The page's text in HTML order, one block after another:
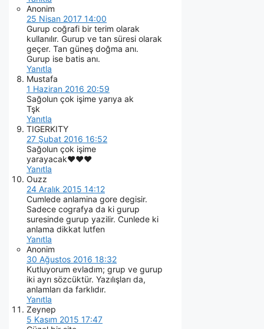
Anonim
25 Nisan 2017 14:00
Gurup coğrafi bir terim olarak
kullanılır. Gurup ve tan süresi olarak
geçer. Tan güneş doğma anı.
Gurup ise batis anı.
Yanıtla
Mustafa
1 Haziran 2016 20:59
Sağolun çok işime yarıya ak
Tşk
Yanıtla
TIGERKITY
27 Şubat 2016 16:52
Sağolun çok işime
yarayacak♥♥♥
Yanıtla
Ouzz
24 Aralık 2015 14:12
Cumlede anlamina gore degisir.
Sadece cografya da ki gurup
suresinde gurup yazilir. Cunlede ki
anlama dikkat lutfen
Yanıtla
Anonim
30 Ağustos 2016 18:32
Kutluyorum evladım; grup ve gurup
iki ayrı sözcüktür. Yazılışları da,
anlamları da farklıdır.
Yanıtla
Zeynep
5 Kasım 2015 17:47